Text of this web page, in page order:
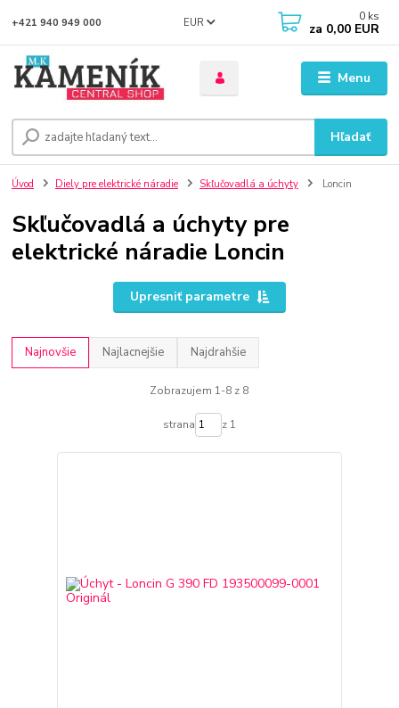
Menu
EUR
Hľadať
+421 940 949 000 0 ks
za 0,00 EUR
Úvod Diely pre elektrické náradie Skľučovadlá a úchyty Loncin
Skľučovadlá a úchyty pre
elektrické náradie Loncin
Upresniť parametre
Najnovšie Najlacnejšie Najdrahšie
Zobrazujem 1-8 z 8
strana z 1